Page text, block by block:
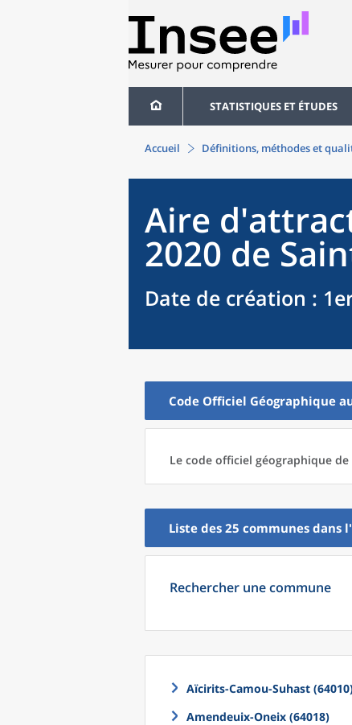
STATISTIQUES ET ÉTUDES
Accueil Définitions, méthodes et
Aire
2020 de
Date de création :
Code Officiel Géographique
Le code officiel géographique de
Liste des 25 communes dans l'
Rechercher une commune
Aïcirits-Camou-Suhast
Amendeuix-Oneix (64018)